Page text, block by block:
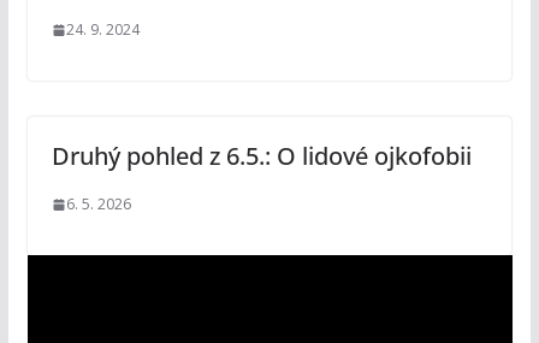
24. 9. 2024
Druhý pohled z 6.5.: O lidové ojkofobii
6. 5. 2026